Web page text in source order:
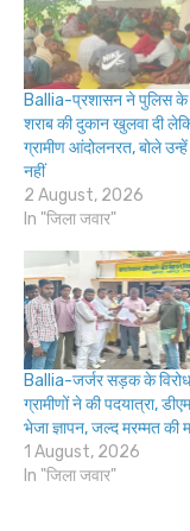
Ballia-प्रशासन ने पुलिस के
शराब की दुकान खुलवा दी
ग्रामीण आंदोलनरत, बोले
नहीं
2 August, 2026
In "जिला जवार"
Ballia-जर्जर सड़क के
ग्रामीणों ने की पदयात्रा,
भेजा ज्ञापन, जल्द मरम्मत की
1 August, 2026
In "जिला जवार"